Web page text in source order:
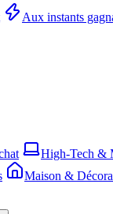
Aux instants
High-Tech &
Maison &